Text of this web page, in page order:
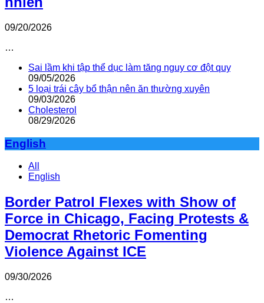
09/20/2026
…
Sai lầm khi tập thể dục làm tăng nguy cơ đột quỵ
09/05/2026
5 loại trái cây bổ thận nên ăn thường xuyên
09/03/2026
Cholesterol
08/29/2026
English
All
English
Border Patrol Flexes with Show of
Force in Chicago, Facing Protests &
Democrat Rhetoric Fomenting
Violence Against ICE
09/30/2026
…